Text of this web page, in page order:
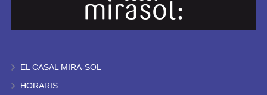
EL CASAL MIRA-SOL
HORARIS